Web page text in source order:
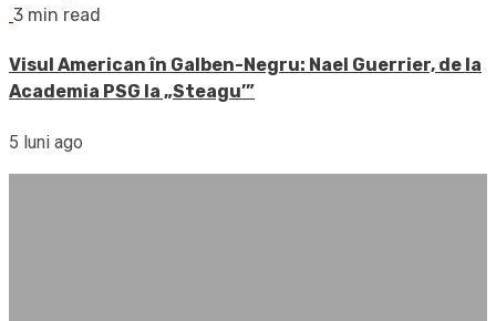
3 min read
Visul American în Galben-Negru: Nael Guerrier, de la
Academia PSG la „Steagu’”
5 luni ago